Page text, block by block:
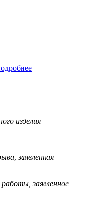
изделия
заявленная
заявленное